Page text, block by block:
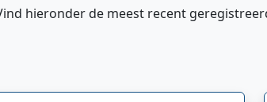
hieronder de meest recent